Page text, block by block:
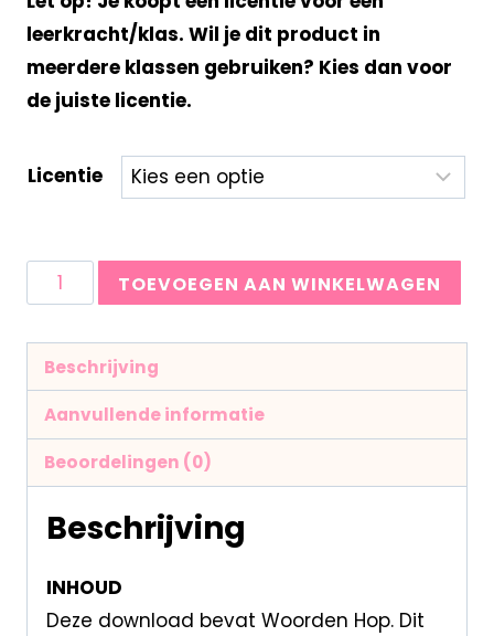
leerkracht/klas. Wil je dit product in
meerdere klassen gebruiken? Kies dan voor
de juiste licentie.
Licentie
TOEVOEGEN AAN WINKELWAGEN
Beschrijving
Aanvullende informatie
Beoordelingen (0)
Beschrijving
INHOUD
Deze download bevat Woorden Hop. Dit